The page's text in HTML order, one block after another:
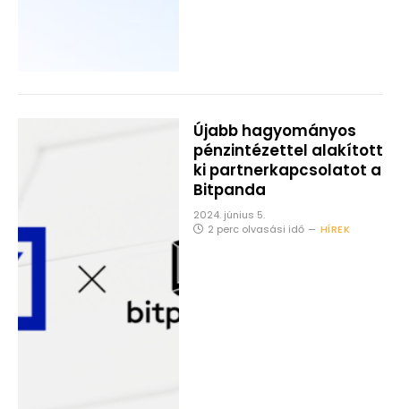
Újabb hagyományos
pénzintézettel alakított
ki partnerkapcsolatot a
Bitpanda
2024. június 5.
2 perc olvasási idő
HÍREK